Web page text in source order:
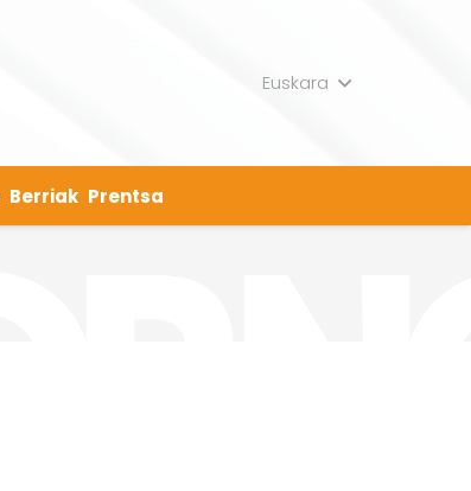
Euskara
Berriak Prentsa